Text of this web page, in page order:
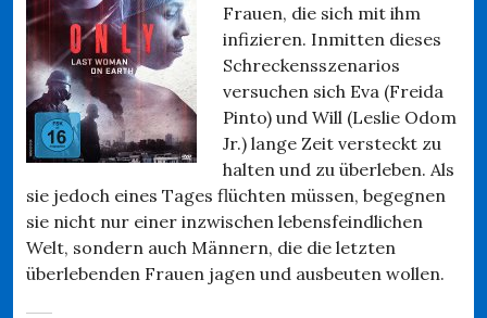
Frauen, die sich mit ihm
infizieren. Inmitten dieses
Schreckensszenarios
versuchen sich Eva (Freida
Pinto) und Will (Leslie Odom
Jr.) lange Zeit versteckt zu
halten und zu überleben. Als
sie jedoch eines Tages flüchten müssen, begegnen
sie nicht nur einer inzwischen lebensfeindlichen
Welt, sondern auch Männern, die die letzten
überlebenden Frauen jagen und ausbeuten wollen.